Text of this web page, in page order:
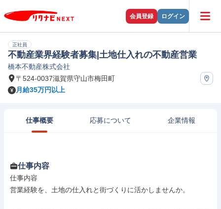
会員登録 ログイン
正社員
不動産業界経験者募集|土地仕入れの不動産営業
橋本不動産株式会社
〒524-0037滋賀県守山市梅田町
月給35万円以上
仕事概要 応募について 企業情報
仕事内容
仕事内容
営業経験を、土地の仕入れと街づくりに活かしませんか。